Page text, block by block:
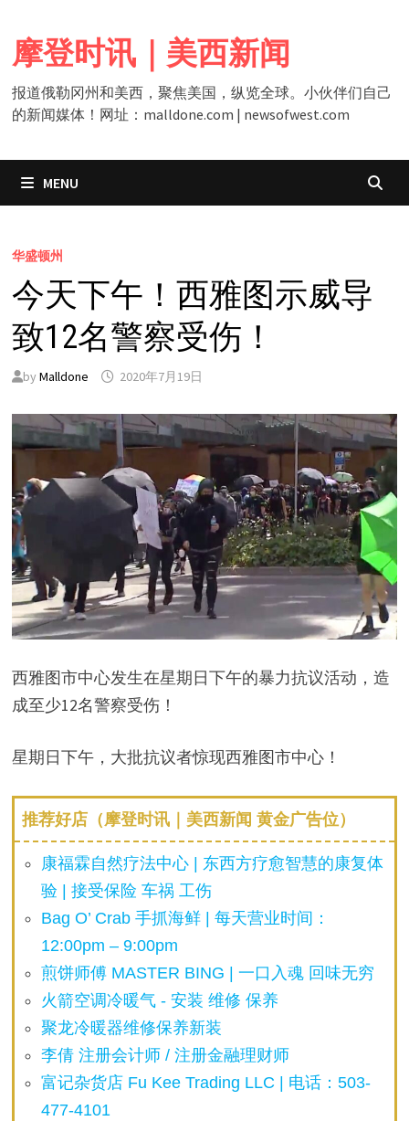
content
摩登时讯｜美西新闻
报道俄勒冈州和美西，聚焦美国，纵览全球。小伙伴们自己
的新闻媒体！网址：malldone.com | newsofwest.com
MENU
华盛顿州
今天下午！西雅图示威导
致12名警察受伤！
by Malldone 2020年7月19日
西雅图市中心发生在星期日下午的暴力抗议活动，造
成至少12名警察受伤！
星期日下午，大批抗议者惊现西雅图市中心！
推荐好店（摩登时讯｜美西新闻 黄金广告位）
康福霖自然疗法中心 | 东西方疗愈智慧的康复体
验 | 接受保险 车祸 工伤
Bag O’ Crab 手抓海鲜 | 每天营业时间：
12:00pm – 9:00pm
煎饼师傅 MASTER BING | 一口入魂 回味无穷
火箭空调冷暖气 - 安装 维修 保养
聚龙冷暖器维修保养新装
李倩 注册会计师 / 注册金融理财师
富记杂货店 Fu Kee Trading LLC | 电话：503-
477-4101